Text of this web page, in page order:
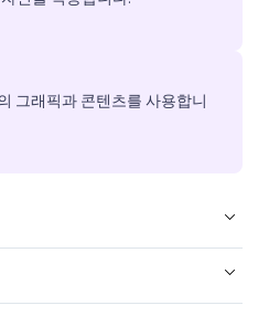
그래픽과 콘텐츠를 사용합니